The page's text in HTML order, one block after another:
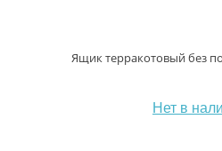
Ящик терракотовый без
Нет в